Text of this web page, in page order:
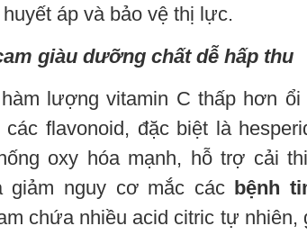
áp và bảo vệ thị lực.
giàu dưỡng chất dễ hấp thu
lượng vitamin C thấp hơn
flavonoid, đặc biệt là
oxy hóa mạnh, hỗ trợ cải
giảm nguy cơ mắc các bệnh
chứa nhiều acid citric tự nhiên,